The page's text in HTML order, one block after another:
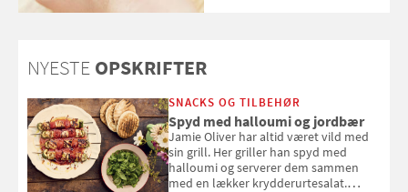
NYESTE OPSKRIFTER
SNACKS OG TILBEHØR
Spyd med halloumi og jordbær
Jamie Oliver har altid været vild med
sin grill. Her griller han spyd med
halloumi og serverer dem sammen
med en lækker krydderurtesalat.